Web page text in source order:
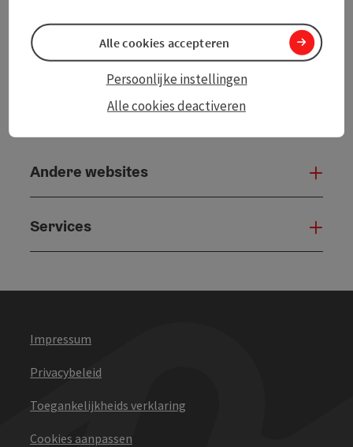
Andere websites
Services
Impressum
Privacybeleid
Toegankelijkheids verklaring
Cookies aanpassen
Alle cookies deactiveren
Persoonlijke instellingen
Alle cookies accepteren